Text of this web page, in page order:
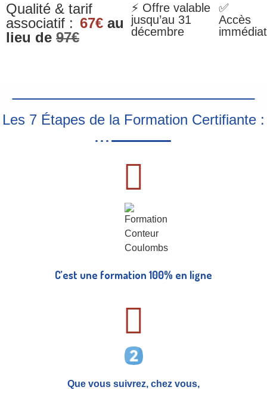
Qualité & tarif
associatif : 67€ au
lieu de 97€
⚡ Offre valable
jusqu’au 31
décembre
✅
Accès
immédiat
Les 7 Étapes de la Formation Certifiante :
C’est une formation 100% en ligne
Que vous suivrez, chez vous,